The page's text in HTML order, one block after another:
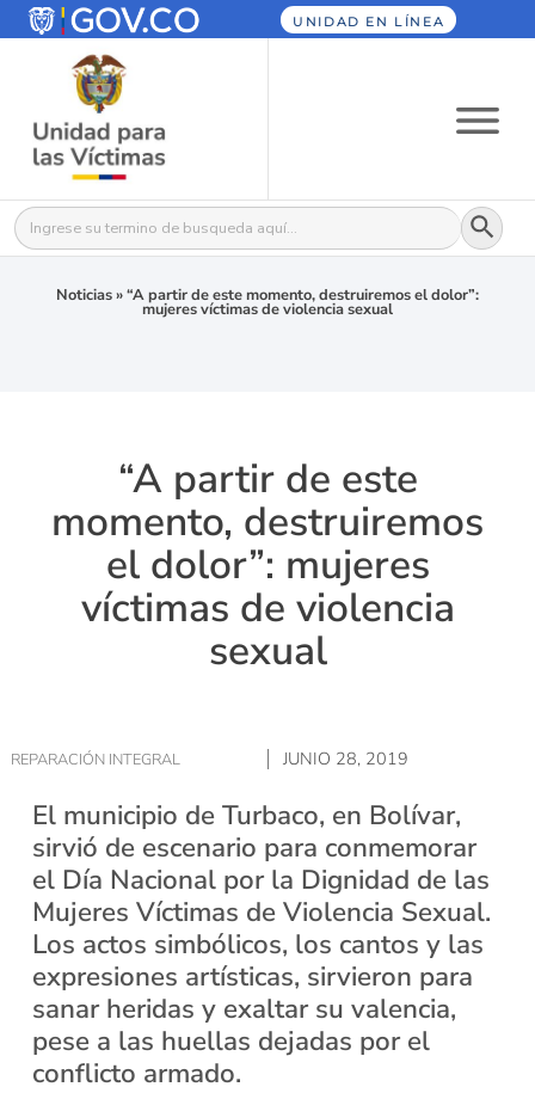
UNIDAD EN LÍNEA
Buscar: Botón
Noticias»“A partir de este momento, destruiremos el dolor”:
mujeres víctimas de violencia sexual
“A partir de este
momento, destruiremos
el dolor”: mujeres
víctimas de violencia
sexual
REPARACIÓN INTEGRAL JUNIO 28, 2019
El municipio de Turbaco, en Bolívar,
sirvió de escenario para conmemorar
el Día Nacional por la Dignidad de las
Mujeres Víctimas de Violencia Sexual.
Los actos simbólicos, los cantos y las
expresiones artísticas, sirvieron para
sanar heridas y exaltar su valencia,
pese a las huellas dejadas por el
conflicto armado.